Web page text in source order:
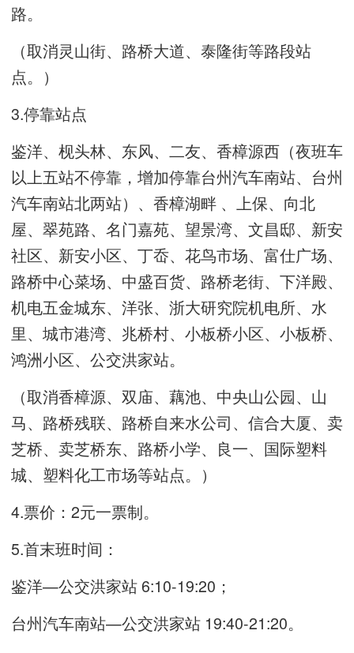
路。
（取消灵山街、路桥大道、泰隆街等路段站
点。）
3.停靠站点
鉴洋、枧头林、东风、二友、香樟源西（夜班车
以上五站不停靠，增加停靠台州汽车南站、台州
汽车南站北两站）、香樟湖畔 、上保、向北
屋、翠苑路、名门嘉苑、望景湾、文昌邸、新安
社区、新安小区、丁岙、花鸟市场、富仕广场、
路桥中心菜场、中盛百货、路桥老街、下洋殿、
机电五金城东、洋张、浙大研究院机电所、水
里、城市港湾、兆桥村、小板桥小区、小板桥、
鸿洲小区、公交洪家站。
（取消香樟源、双庙、藕池、中央山公园、山
马、路桥残联、路桥自来水公司、信合大厦、卖
芝桥、卖芝桥东、路桥小学、良一、国际塑料
城、塑料化工市场等站点。）
4.票价：2元一票制。
5.首末班时间：
鉴洋—公交洪家站 6:10-19:20；
台州汽车南站—公交洪家站 19:40-21:20。